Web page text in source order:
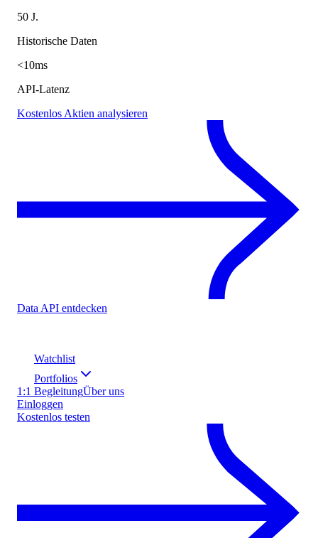
50 J.
Historische Daten
<10ms
API-Latenz
Kostenlos Aktien analysieren
Data API entdecken
Watchlist
Portfolios
1:1 BegleitungÜber uns
Einloggen
Kostenlos testen